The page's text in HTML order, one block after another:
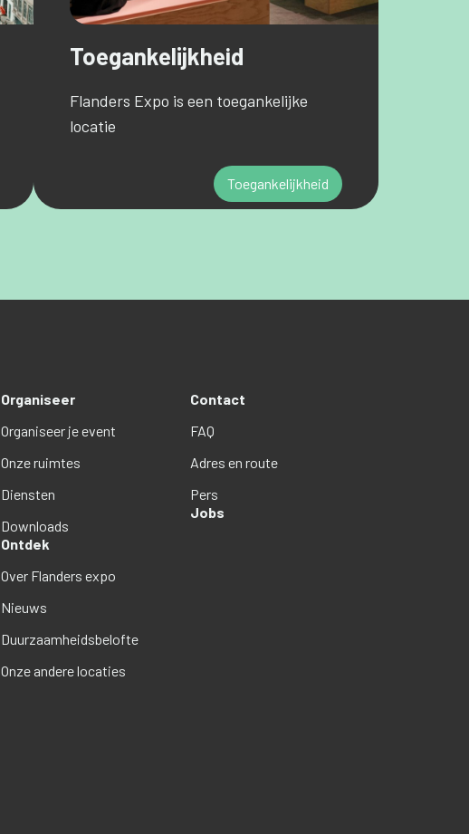
Toegankelijkheid
Flanders Expo is een toegankelijke
locatie
Toegankelijkheid
Organiseer
Organiseer je event
Onze ruimtes
Diensten
Downloads
Ontdek
Over Flanders expo
Nieuws
Duurzaamheidsbelofte
Onze andere locaties
Contact
FAQ
Adres en route
Pers
Jobs